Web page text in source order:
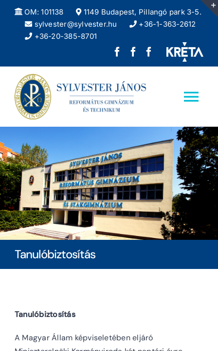
Kihagyás
OM: 101138 1149 Budapest, Pillangó park 3-5.
sylvester@sylvester.hu
+36-1-363-2612
+36-20-385-8701
Sylvester
Református
facebook
oldala
REFlex,
Sylvester
Sylvester
facebook
Iskolánkról
Felvételizőknek
Diákoknak
Tanulóbiztosítás
Tanulóbiztosítás
A Magyar Állam képviseletében eljáró